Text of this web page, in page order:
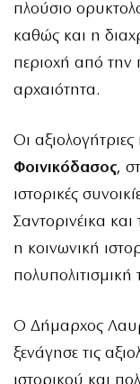
πλούσιο
καθώς και η
περιοχή από την
αρχαιότητα.
Οι
Φοινικόδασος,
ιστορικές
Σαντορινέικα
η κοινωνική
Ο Δήμαρχος
ξενάγησε τις